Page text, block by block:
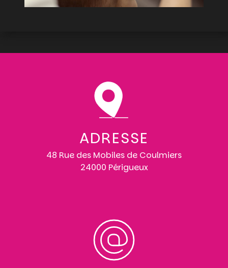
ADRESSE
48 Rue des Mobiles de Coulmiers
24000 Périgueux